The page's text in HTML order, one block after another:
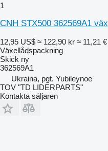
1
CNH STX500 362569A1
12,95 US$ ≈ 122,90 kr ≈ 11,21 €
Växellådspackning
Skick ny
362569A1
Ukraina, pgt. Yubileynoe
TOV "TD LIDERPARTS"
Kontakta säljaren